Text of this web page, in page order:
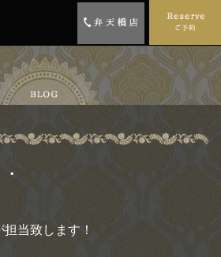
担当致します！